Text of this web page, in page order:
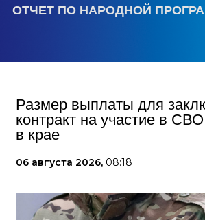
ОТЧЕТ ПО НАРОДНОЙ
Размер выплаты для
контракт на участие в
в крае
06 августа 2026, 08:18